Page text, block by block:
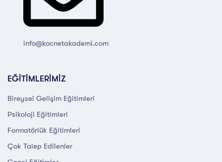
info@kocnetakademi.com
EĞİTİMLERİMİZ
Bireysel Gelişim Eğitimleri
Psikoloji Eğitimleri
Formatörlük Eğitimleri
Çok Talep Edilenler